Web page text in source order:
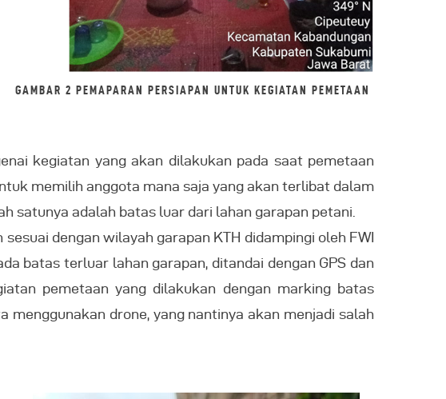
GAMBAR 2 PEMAPARAN PERSIAPAN UNTUK KEGIATAN PEMETAAN
kegiatan yang akan dilakukan pada saat pemetaan
memilih anggota mana saja yang akan terlibat dalam
satunya adalah batas luar dari lahan garapan petani.
dengan wilayah garapan KTH didampingi oleh FWI
batas terluar lahan garapan, ditandai dengan GPS dan
pemetaan yang dilakukan dengan marking batas
menggunakan drone, yang nantinya akan menjadi salah